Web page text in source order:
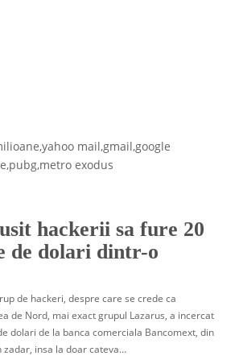
hackerii sa fure 20
de dolari dintr-o
de hackeri, despre care se crede ca
de Nord, mai exact grupul Lazarus, a incercat
dolari de la banca comerciala Bancomext, din
zadar, insa la doar cateva…